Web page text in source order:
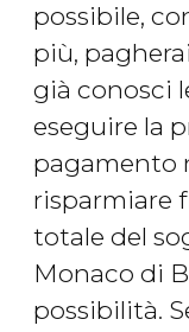
possibile,
più,
già conosci
eseguire la
pagamento
risparmiare
totale del
Monaco di
possibilità.